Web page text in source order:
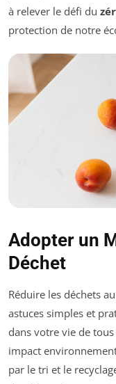
à relever le défi du
protection de notre
Adopter un
Déchet
Réduire les déchets
astuces simples et
dans votre vie de
impact
par le tri et le